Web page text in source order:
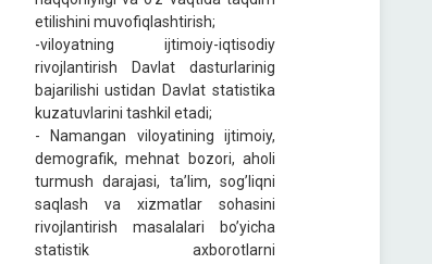
etilishini muvofiqlashtirish;
-viloyatning ijtimoiy-iqtisodiy
rivojlantirish Davlat dasturlarinig
bajarilishi ustidan Davlat statistika
kuzatuvlarini tashkil etadi;
- Namangan viloyatining ijtimoiy,
demografik, mehnat bozori, aholi
turmush darajasi, ta’lim, sog’liqni
saqlash va xizmatlar sohasini
rivojlantirish masalalari bo’yicha
statistik axborotlarni